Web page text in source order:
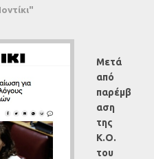
Μετά
από
παρέμβ
αση
της
Κ.Ο.
του